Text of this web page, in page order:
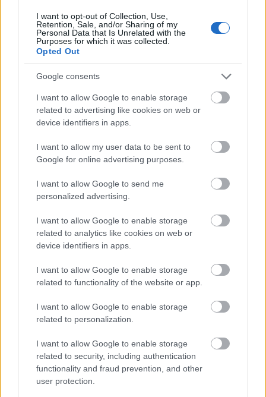
I want to opt-out of Collection, Use,
Retention, Sale, and/or Sharing of my
Personal Data that Is Unrelated with the
Purposes for which it was collected.
Opted Out
Google consents
I want to allow Google to enable storage
related to advertising like cookies on web or
device identifiers in apps.
I want to allow my user data to be sent to
Google for online advertising purposes.
I want to allow Google to send me
personalized advertising.
I want to allow Google to enable storage
related to analytics like cookies on web or
device identifiers in apps.
I want to allow Google to enable storage
related to functionality of the website or app.
I want to allow Google to enable storage
related to personalization.
I want to allow Google to enable storage
related to security, including authentication
functionality and fraud prevention, and other
user protection.
egyre jobb ez a blog, bár kutyás poszt talán sose lesz
überelve, de ez is nagy lett :)
Jodei
12 éve
Gecc, ez nagyon jo lett. Indexen kattintottam a linkre,
csak a cim huzott be, nem is neztem, hogy hova.
Elsore siman megettem, hogy valodi, csak a
hozzaszolasoknal vettem eszre, hogy modoros.
vészmadár (pica pica)
12 éve
@noname django: én most keresek befektetőket az
agyhal?itt! nevű vállalkozásomhoz, aminek a neve
hasonlít valamire, ami rólad jutott eszembe.
Abrash1965
12 éve
@Excsimóta: humor volt, relax
Captain Budapest